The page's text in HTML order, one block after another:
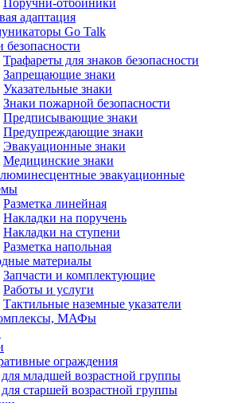
Поручни-отбойники
адаптация
Go Talk
безопасности
Трафареты для знаков безопасности
Запрещающие знаки
Указательные знаки
Знаки пожарной безопасности
Предписывающие знаки
Предупреждающие знаки
Эвакуационные знаки
Медицинские знаки
эвакуационные
Разметка линейная
Накладки на поручень
Накладки на ступени
Разметка напольная
материалы
Запчасти и комплектующие
Работы и услуги
Тактильные наземные указатели
МАФы
ограждения
младшей возрастной группы
старшей возрастной группы